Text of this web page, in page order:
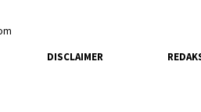
DISCLAIMER